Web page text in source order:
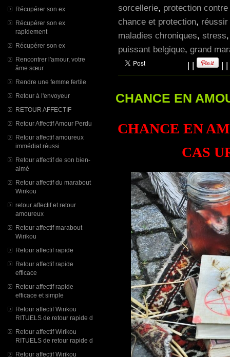
Récupérer son ex
Récupérer son ex
rapidement
Récupérer son ex
Rencontrer l'amour, votre
âme sœur
Rendre une femme fertile
Retour à l'envoyeur
RETOUR AFFECTIF
Retour Affectif Amour Perdu
Retour affectif amoureux
immédiat réussi
Retour affectif de son bien-
aimé
Retour affectif du marabout
Wirikou
retour affectif et retour
amoureux
Retour affectif marabout
Wirikou
Retour affectif rapide
Retour affectif rapide
efficace
Retour affectif rapide
efficace et simple
Retour affectif Wirikou
RITUELS de retour rapide d
Retour affectif Wirikou
RITUELS de retour rapide d
Retour affectif Wirikou
sorcellerie, protection
chance et protection,
maladies chroniques, stress
puissant belgique, grand
| | | |
CHANCE EN
CHANCE EN
CAS